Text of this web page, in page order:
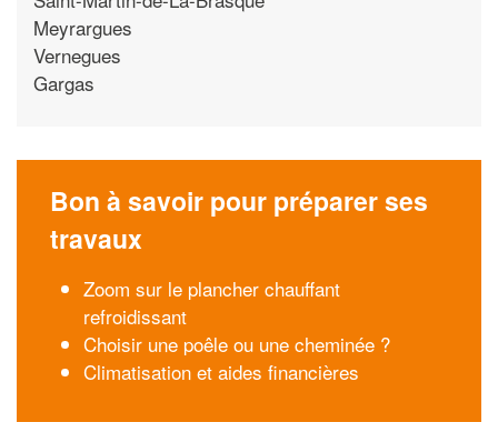
Meyrargues
Vernegues
Gargas
Bon à savoir pour préparer ses
travaux
Zoom sur le plancher chauffant
refroidissant
Choisir une poêle ou une cheminée ?
Climatisation et aides financières